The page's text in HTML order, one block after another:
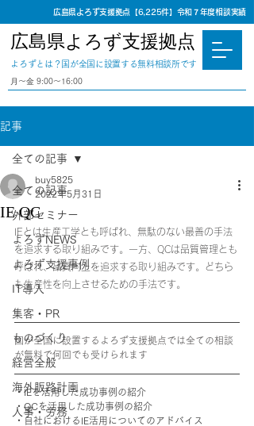
広島県よろず支援拠点【6,225件】令和７年度相談実績
広島県よろず支援拠点
​よろずとは？国が全国に設置する無料相談所です
⽉〜⾦ 9:00〜16:00
記事
全ての記事
外部セミナー
よろずNEWS
よろず支援事例
IT導入
集客・PR
ものづくり
経営全般
海外販路計画
人事・労務
全ての記事
IE QC
buy5825
2022年5月31日
IEとは生産工学とも呼ばれ、無駄のない最善の手法
を追求する取り組みです。一方、QCは品質管理とも
呼ばれ、品質向上を追求する取り組みです。どちら
も生産性を向上させるための手法です。
国が全国に設置するよろず支援拠点では全ての相談
が無料で何回でも受けられます
・IEを活用した成功事例の紹介
・QCを活用した成功事例の紹介
・自社におけるIE活用についてのアドバイス